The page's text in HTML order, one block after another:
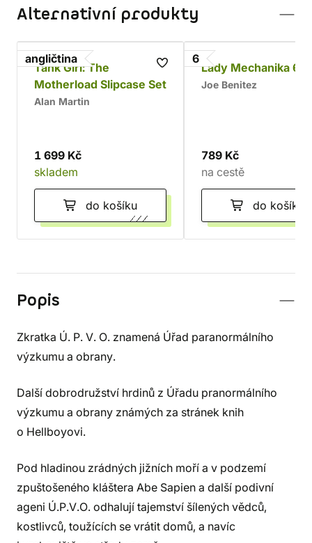
Alternativní produkty
angličtina
Tank Girl: The
Motherload Slipcase Set
Alan Martin
1 699 Kč
skladem
do košíku
6
Lady Mechanika 6
Joe Benitez
789 Kč
na cestě
do košíku
Popis
Zkratka Ú. P. V. O. znamená Úřad paranormálního
výzkumu a obrany.
Další dobrodružství hrdinů z Úřadu pranormálního
výzkumu a obrany známých za stránek knih
o Hellboyovi.
Pod hladinou zrádných jižních moří a v podzemí
zpuštošeného kláštera Abe Sapien a další podivní
ageni Ú.P.V.O. odhalují tajemství šílených vědců,
kostlivců, toužících se vrátit domů, a navíc